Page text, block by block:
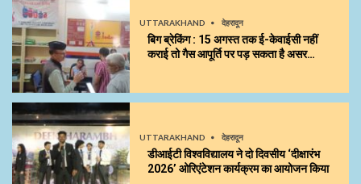
UTTARAKHAND देहरादून
बिग ब्रेकिंग : 15 अगस्त तक ई-केवाईसी नहीं
कराई तो गैस आपूर्ति पर पड़ सकता है असर…
UTTARAKHAND देहरादून
डीआईटी विश्वविद्यालय ने दो दिवसीय ‘दीक्षारंभ
2026’ ओरिएंटेशन कार्यक्रम का आयोजन किया